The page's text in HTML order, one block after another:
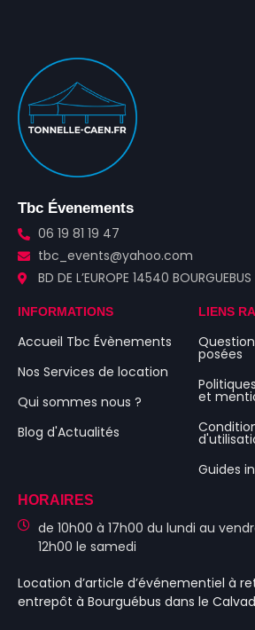
Tbc Évenements
06 19 81 19 47
tbc_events@yahoo.com
BD DE L’EUROPE 14540 BOURGUEBUS
INFORMATIONS
Accueil Tbc Évènements
Nos Services de location
Qui sommes nous ?
Blog d'Actualités
LIENS
posées
et
Guides
HORAIRES
de 10h00 à 17h00 du lundi au
12h00 le samedi
Location d’article d’événementiel à
entrepôt à Bourguébus dans le